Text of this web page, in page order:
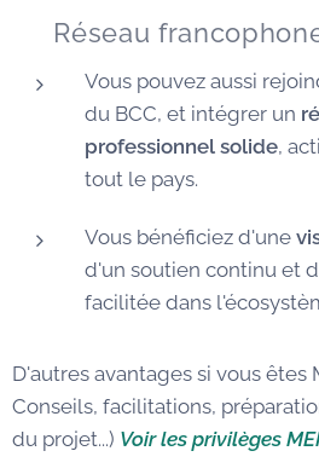
🌐 Réseau
Vous pouvez aussi
du BCC, et intégrer un
professionnel solide,
tout le pays.
Vous bénéficiez d'une
d'un soutien continu et
facilitée dans
D'autres avantages si vous êtes
Conseils, facilitations,
du projet...) Voir les privilèges